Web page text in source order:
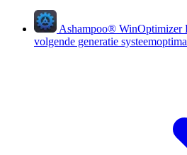
Ashampoo® WinOptimizer
volgende generatie